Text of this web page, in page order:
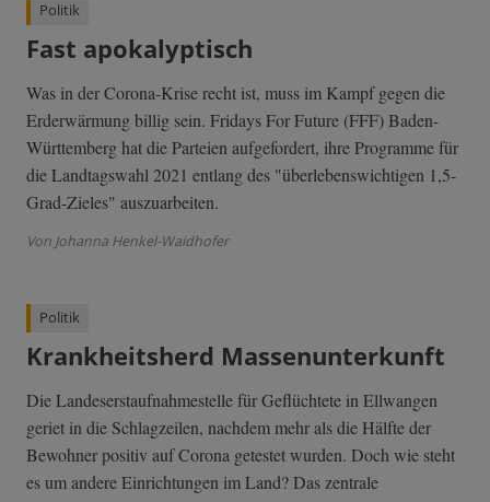
Politik
Fast apokalyptisch
Was in der Corona-Krise recht ist, muss im Kampf gegen die
Erderwärmung billig sein. Fridays For Future (FFF) Baden-
Württemberg hat die Parteien aufgefordert, ihre Programme für
die Landtagswahl 2021 entlang des "überlebenswichtigen 1,5-
Grad-Zieles" auszuarbeiten.
Von Johanna Henkel-Waidhofer
Politik
Krankheitsherd Massenunterkunft
Die Landeserstaufnahmestelle für Geflüchtete in Ellwangen
geriet in die Schlagzeilen, nachdem mehr als die Hälfte der
Bewohner positiv auf Corona getestet wurden. Doch wie steht
es um andere Einrichtungen im Land? Das zentrale